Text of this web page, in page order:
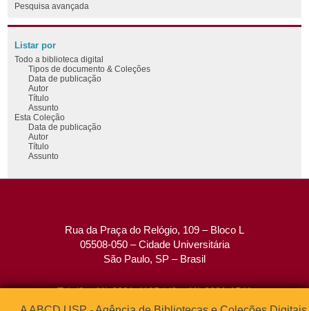
Pesquisa avançada
Listar por
Todo a biblioteca digital
Tipos de documento & Coleções
Data de publicação
Autor
Título
Assunto
Esta Coleção
Data de publicação
Autor
Título
Assunto
Rua da Praça do Relógio, 109 – Bloco L
05508-050 – Cidade Universitária
São Paulo, SP – Brasil
Tel: (0xx11) 3091-4195 / (0xx11) 3091-1541
Fax: (0xx11) 3091-1567